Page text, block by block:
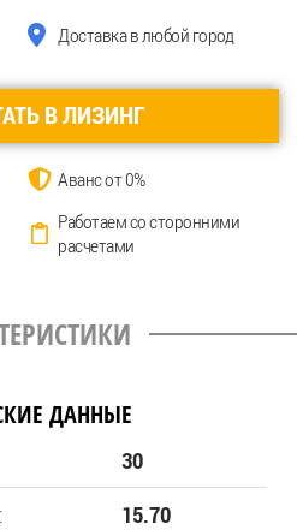
Доставка в любой город
В ЛИЗИНГ
Аванс от 0%
Работаем со сторонними
расчетами
ДАННЫЕ
30
15.70